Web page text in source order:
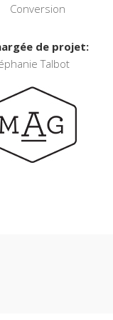
Conversion
de projet:
Talbot